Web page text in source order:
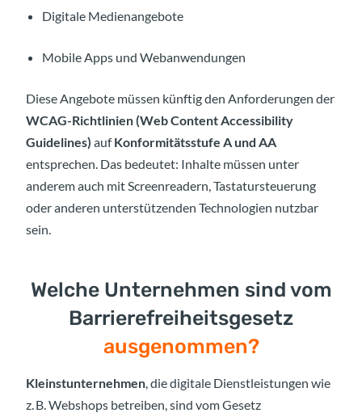
Digitale Medienangebote
Mobile Apps und Webanwendungen
Diese Angebote müssen künftig den Anforderungen der
WCAG-Richtlinien (Web Content Accessibility
Guidelines) aufKonformitätsstufe A und AA
entsprechen. Das bedeutet: Inhalte müssen unter
anderem auch mit Screenreadern, Tastatursteuerung
oder anderen unterstützenden Technologien nutzbar
sein.
Welche Unternehmen sind vom
Barrierefreiheitsgesetz
ausgenommen?
Kleinstunternehmen , die digitale Dienstleistungen wie
z. B. Webshops betreiben, sind vom Gesetz